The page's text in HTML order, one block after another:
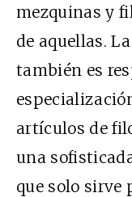
mezquinas y
de aquellas.
también es
artículos de
una
que solo sirve